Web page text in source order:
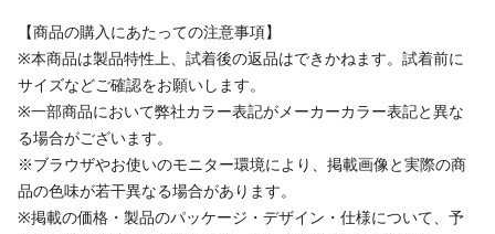
【商品の購入にあたっての注意事項】
※本商品は製品特性上、試着後の返品はできかねます。試着前に
サイズなどご確認をお願いします。
※一部商品において弊社カラー表記がメーカーカラー表記と異な
る場合がございます。
※ブラウザやお使いのモニター環境により、掲載画像と実際の商
品の色味が若干異なる場合があります。
※掲載の価格・製品のパッケージ・デザイン・仕様について、予